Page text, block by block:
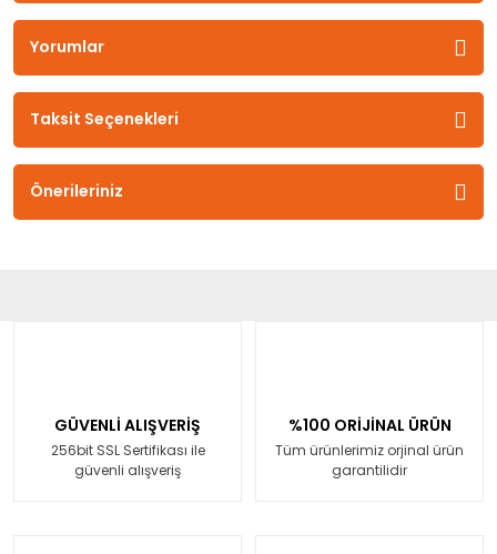
Yorumlar
Taksit Seçenekleri
Önerileriniz
GÜVENLİ ALIŞVERİŞ
256bit SSL Sertifikası ile
güvenli alışveriş
%100 ORİJİNAL ÜRÜN
Tüm ürünlerimiz orjinal ürün
garantilidir